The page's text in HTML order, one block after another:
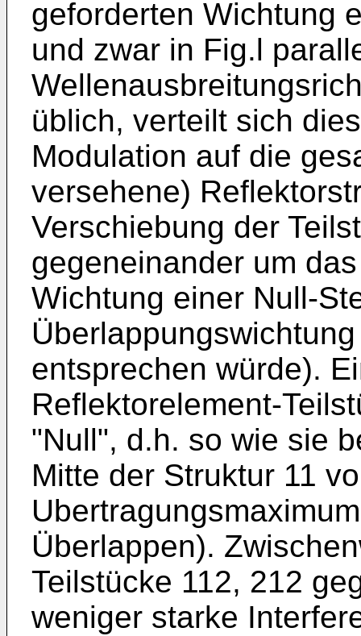
geforderten Wichtung
und zwar in Fig.l
üblich, verteilt sich
Modulation auf die
versehene)
Verschiebung der
gegeneinander um
Wichtung einer Null-
entsprechen würde).
Reflektorelement-
"Null", d.h. so wie sie
Mitte der Struktur 11
Überlappen).
Teilstücke 112, 212
weniger starke